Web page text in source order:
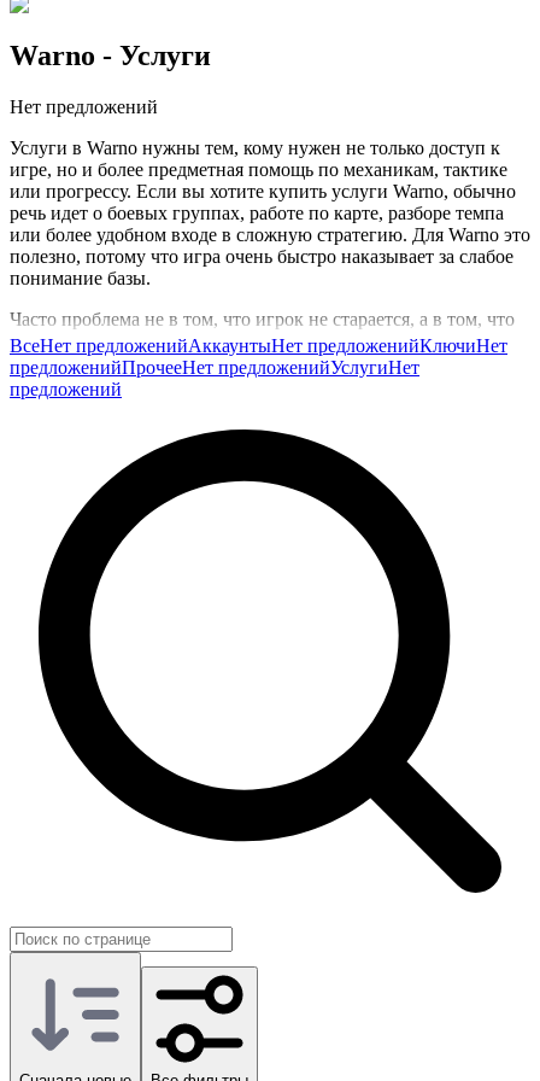
Warno - Услуги
Нет предложений
Услуги в Warno нужны тем, кому нужен не только доступ к
игре, но и более предметная помощь по механикам, тактике
или прогрессу. Если вы хотите купить услуги Warno, обычно
речь идет о боевых группах, работе по карте, разборе темпа
или более удобном входе в сложную стратегию. Для Warno это
полезно, потому что игра очень быстро наказывает за слабое
понимание базы.
Часто проблема не в том, что игрок не старается, а в том, что
он теряет технику на пустом месте, не контролирует
снабжение, поздно реагирует на разведку или не понимает,
как удерживать линию. Услуги помогают быстрее выровнять
такие моменты и не тратить десятки партий на одни и те же
ошибки. Это особенно полезно, если хочется быстрее начать
играть увереннее и получать от матчей больше контроля, а не
Такую категорию обычно выбирают, когда хочется быстрее
освоиться и не буксовать слишком долго на базовых ошибках.
На GG.Store предложения размещают сами игроки, поэтому
здесь можно подобрать помощь под свой этап и задачу.
ВсеНет предложенийАккаунтыНет предложенийКлючиНет
предложенийПрочееНет предложенийУслугиНет
предложений